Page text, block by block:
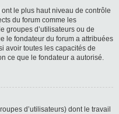
le plus haut niveau de contrôle
du forum comme les
groupes d’utilisateurs ou de
le fondateur du forum a attribuées
avoir toutes les capacités de
ce que le fondateur a autorisé.
d’utilisateurs) dont le travail